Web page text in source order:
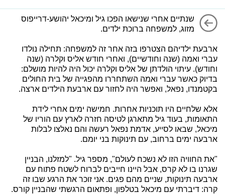
שנתיים אחרי שנישאו הפכו גיל ומיכאל יהושע-דרייפוס
מזוג, למשפחה ברוכת ילדים.
ארבעת ילדיהם הצטרפו בזה אחר זה למשפחה: תחילה נולדו
עברי ואמה (שנה וחודשיים), ואחרי חודש אליס וקלרה (שנה
וחודש). עיתוי הולדתן של אליס וקלרה יכול היה להיות מושלם:
בדיוק כאשר עברי ואמה השתחררו מהפגייה של בית החולים
בקטמנדו, נפאל, ואפשר היה לחזור עם ארבעת הילדים ארצה.
אלא שלחיים היו תוכניות אחרות. חמישה ימים אחרי לידת
התאומות, בעוד גיל מתארגן לטיסה חזרה לארץ עם הוריו של
מיכאל, שבאו לסייע, אדמת נפאל רעשה והם נאלצו לבלות
ארבעה ימים ברחוב, עם תינוקות בני יומם.
"את החוויה הזו לא נשכח לעולם", מספר גיל. "למזלנו, הבניין
שגרנו בו לא קרס, אבל היינו חייבים לברוח לשטח פתוח עם
ארבעה תינוקות, שניים מהם פגים. אני זוכר את הרגע שבו זה
קרה: דיברתי עם מיכאל בטלפון, ופתאום הרגשתי שהבניין קורס.